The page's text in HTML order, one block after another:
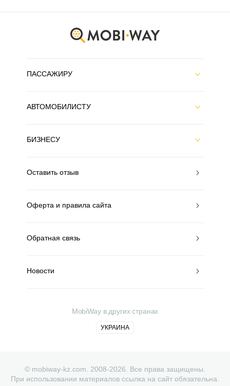
ПАССАЖИРУ
АВТОМОБИЛИСТУ
БИЗНЕСУ
Оставить отзыв
Оферта и правила сайта
Обратная связь
Новости
MobiWay в других странах
УКРАИНА
© mobiway-kz.com. 2008-2026. Все права защищены.
При использовании материалов ссылка на сайт обязательна.